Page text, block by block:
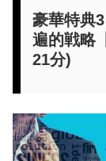
豪華特典
遍的戦略
21分)